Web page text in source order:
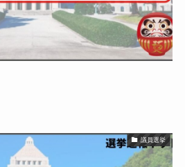
議員選挙